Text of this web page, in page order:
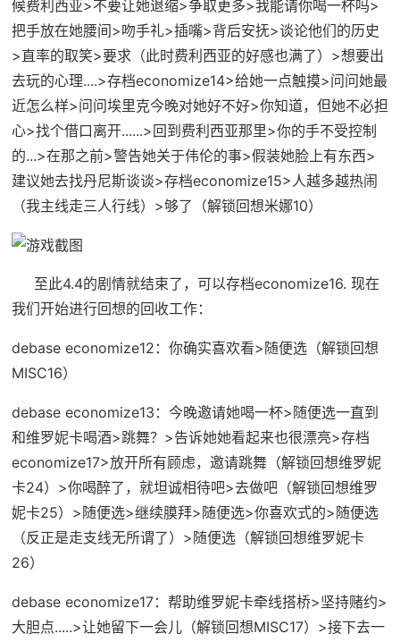
候费利西亚>不要让她退缩>争取更多>我能请你喝一杯吗>
把手放在她腰间>吻手礼>插嘴>背后安抚>谈论他们的历史
>直率的取笑>要求（此时费利西亚的好感也满了）>想要出
去玩的心理....>存档economize14>给她一点触摸>问问她最
近怎么样>问问埃里克今晚对她好不好>你知道，但她不必担
心>找个借口离开......>回到费利西亚那里>你的手不受控制
的...>在那之前>警告她关于伟伦的事>假装她脸上有东西>
建议她去找丹尼斯谈谈>存档economize15>人越多越热闹
（我主线走三人行线）>够了（解锁回想米娜10）
至此4.4的剧情就结束了，可以存档economize16. 现在
我们开始进行回想的回收工作：
debase economize12 ：你确实喜欢看>随便选（解锁回想
MISC16）
debase economize13 ：今晚邀请她喝一杯>随便选一直到
和维罗妮卡喝酒>跳舞？>告诉她她看起来也很漂亮>存档
economize17>放开所有顾虑，邀请跳舞（解锁回想维罗妮
卡24）>你喝醉了，就坦诚相待吧>去做吧（解锁回想维罗
妮卡25）>随便选>继续膜拜>随便选>你喜欢式的>随便选
（反正是走支线无所谓了）>随便选（解锁回想维罗妮卡
26）
debase economize17：帮助维罗妮卡牵线搭桥>坚持赌约>
大胆点.....>让她留下一会儿（解锁回想MISC17）>接下去一